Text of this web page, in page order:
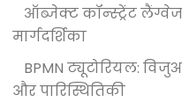
ऑब्जेक्ट कॉन्स्ट्रेंट
मार्गदर्शिका
BPMN ट्यूटोरियल:
और पारिस्थितिकी